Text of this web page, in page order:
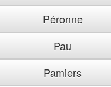
Péronne
Pau
Pamiers